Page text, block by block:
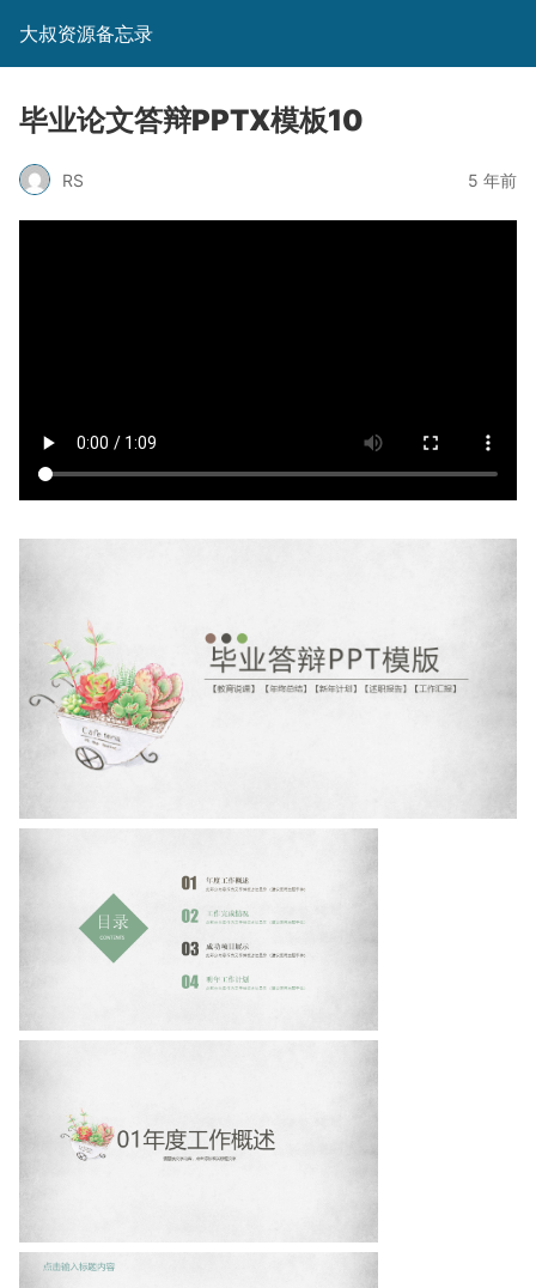
大叔资源备忘录
毕业论文答辩PPTX模板10
RS 5 年前